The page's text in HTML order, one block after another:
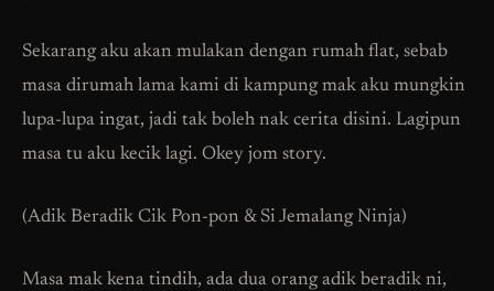
Sekarang aku akan mulakan dengan rumah flat, sebab
masa dirumah lama kami di kampung mak aku mungkin
lupa-lupa ingat, jadi tak boleh nak cerita disini. Lagipun
masa tu aku kecik lagi. Okey jom story.
(Adik Beradik Cik Pon-pon & Si Jemalang Ninja)
Masa mak kena tindih, ada dua orang adik beradik ni,